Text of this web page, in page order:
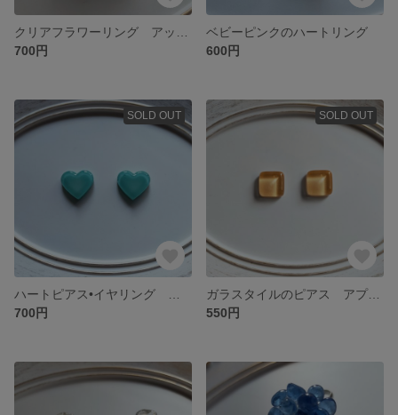
700円
ベビーピンクのハートリング
600円
SOLD OUT
700円
SOLD OUT
ガラスタイルのピアス アプリコットオレンジ
550円